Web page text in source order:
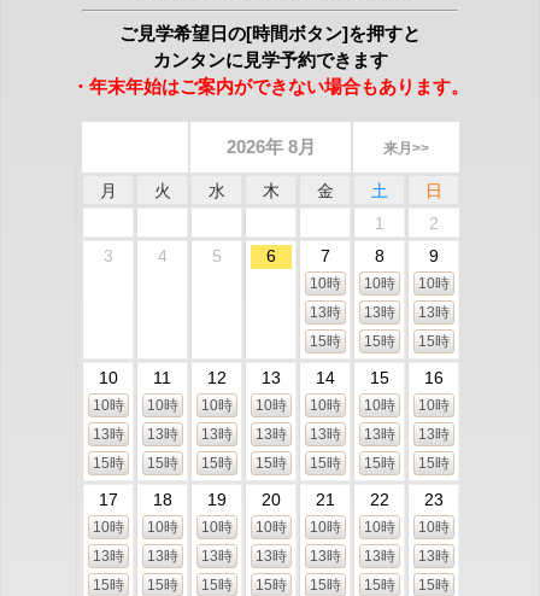
ご見学希望日の[時間ボタン]を押すと
カンタンに見学予約できます
・年末年始はご案内ができない場合もあります。
2026年 8月 来月>>
月 火 水 木 金 土
日
1
2
3
4 5 6 7
10時
13時
15時
8
10時
13時
15時
9
10時
13時
15時
10
10時
13時
15時
11
10時
13時
15時
12
10時
13時
15時
13
10時
13時
15時
14
10時
13時
15時
15
10時
13時
15時
16
10時
13時
15時
17
10時
13時
15時
18
10時
13時
15時
19
10時
13時
15時
20
10時
13時
15時
21
10時
13時
15時
22
10時
13時
15時
23
10時
13時
15時